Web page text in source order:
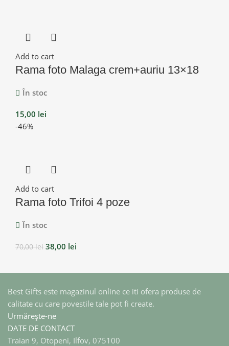
Add to cart
Rama foto Malaga crem+auriu 13×18
În stoc
15,00 lei
-46%
Add to cart
Rama foto Trifoi 4 poze
În stoc
70,00lei 38,00 lei
Best Gifts este magazinul online ce iti ofera produse de
calitate cu care povestile tale pot fi create.
Urmărește-ne
DATE DE CONTACT
Traian 9, Otopeni, Ilfov, 075100